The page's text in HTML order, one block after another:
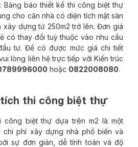
Bảng báo thiết kế thi công biệt thự
cho căn nhà có diện tích mặt sàn
xây dựng từ 250m2 trở lên. Đơn giá
có thay đổi tuỳ thuộc vào nhu cầu
tư. Để có được mức giá chi tiết
lòng liên hệ trực tiếp với Kiến trúc
hoặc 0822008080.
thi công biệt thự
công biệt thự dựa trên m2 là một
chi phí xây dựng nhà phổ biến và
sự đơn giản, dễ tính toán và độ